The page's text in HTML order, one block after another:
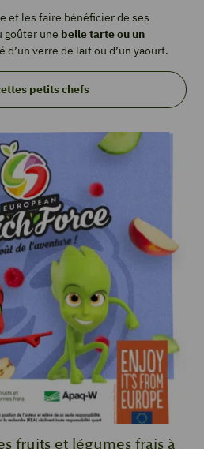
et les faire bénéficier de ses
goûter une belle tarte ou un
d’un verre de lait ou d’un yaourt.
petits chefs
fruits et légumes frais à